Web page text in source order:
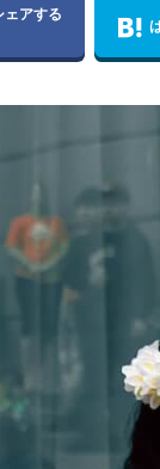
ェアする